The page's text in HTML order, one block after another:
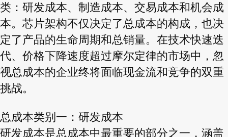
类：研发成本、制造成本、交易成本和机会成
本。芯片架构不仅决定了总成本的构成，也决
定了产品的生命周期和总销量。在技术快速迭
代、价格下降速度超过摩尔定律的市场中，忽
视总成本的企业终将面临现金流和竞争的双重
挑战。
总成本类别一：研发成本
研发成本是总成本中最重要的部分之一，涵盖